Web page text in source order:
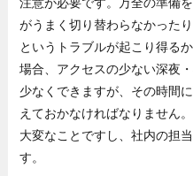
注意が必要です。万全の準備
がうまく切り替わらなかった
というトラブルが起こり得る
場合、アクセスの少ない深夜
少なくできますが、その時間
えておかなければなりません
大変なことですし、社内の担
す。